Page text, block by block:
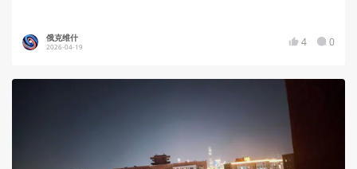
俄克维什
2026-04-19 4 0